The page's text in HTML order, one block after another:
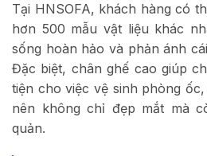
Tại HNSOFA, khách hàng có
hơn 500 mẫu vật liệu khác
sống hoàn hảo và phản ánh
Đặc biệt, chân ghế cao giúp
tiện cho việc vệ sinh phòng
nên không chỉ đẹp mắt mà
quản.